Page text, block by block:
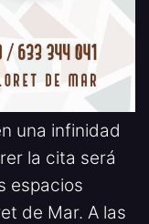
una infinidad
la cita será
espacios
de Mar. A las